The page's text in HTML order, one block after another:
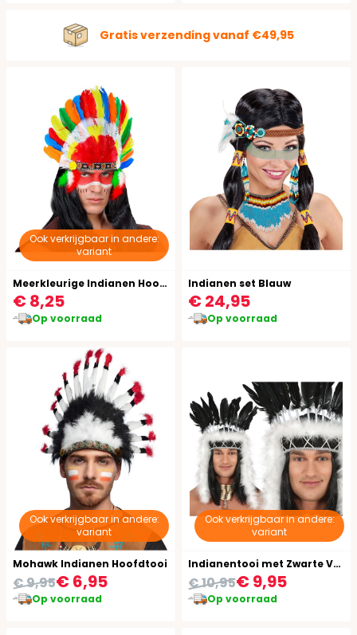
Gratis verzending vanaf €49,95
Ook verkrijgbaar in andere:
variant
Meerkleurige Indianen Hoofdtooi
€ 8,25
Op voorraad
Indianen set Blauw
€ 24,95
Op voorraad
Ook verkrijgbaar in andere:
variant
Mohawk Indianen Hoofdtooi
€ 6,95
€ 9,95
Op voorraad
Ook verkrijgbaar in andere:
variant
Indianentooi met Zwarte Veren
€ 9,95
€ 10,95
Op voorraad